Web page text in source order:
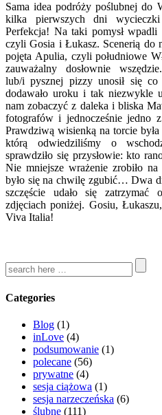
Sama idea podróży poślubnej do
kilka pierwszych dni
Perfekcja! Na taki pomysł wpadli
czyli Gosia i Łukasz. Scenerią do
pojęta Apulia, czyli południowe
zauważalny dosłownie
lub/i pysznej pizzy unosił się
dodawało uroku i tak niezwykle
nam zobaczyć z daleka i bliska
fotografów i jednocześnie jedno
Prawdziwą wisienką na torcie
którą odwiedziliśmy o
sprawdziło się przysłowie: kto
Nie mniejsze wrażenie zrobiło
było się na chwilę zgubić… Dwa
szczęście udało się
zdjęciach poniżej. Gosiu,
Viva Italia!
Categories
Blog (1)
inLove (4)
podsumowanie (1)
polecane (56)
prywatne (4)
sesja ciążowa (1)
sesja narzeczeńska (6)
ślubne (111)